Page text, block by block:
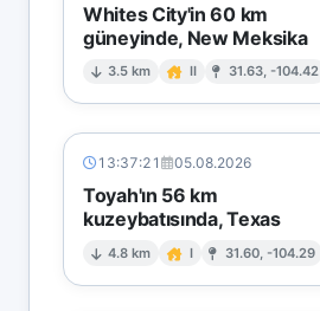
Whites City'in 60 km
güneyinde, New Meksika
3.5 km II 31.63, -104.42
13:37:21 05.08.2026
Toyah'ın 56 km
kuzeybatısında, Texas
4.8 km I 31.60, -104.29